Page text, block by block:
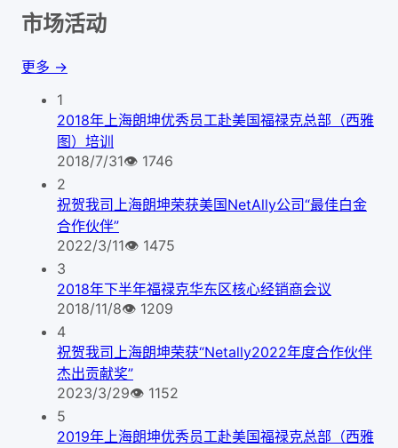
市场活动
更多 →
1
2018年上海朗坤优秀员工赴美国福禄克总部（西雅
图）培训
2018/7/31👁 1746
2
祝贺我司上海朗坤荣获美国NetAlly公司“最佳白金
合作伙伴”
2022/3/11👁 1475
3
2018年下半年福禄克华东区核心经销商会议
2018/11/8👁 1209
4
祝贺我司上海朗坤荣获“Netally2022年度合作伙伴
杰出贡献奖”
2023/3/29👁 1152
5
2019年上海朗坤优秀员工赴美国福禄克总部（西雅